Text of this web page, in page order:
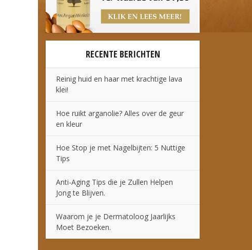
RECENTE BERICHTEN
Reinig huid en haar met krachtige lava
klei!
Hoe ruikt arganolie? Alles over de geur
en kleur
Hoe Stop je met Nagelbijten: 5 Nuttige
Tips
Anti-Aging Tips die je Zullen Helpen
Jong te Blijven.
Waarom je je Dermatoloog Jaarlijks
Moet Bezoeken.